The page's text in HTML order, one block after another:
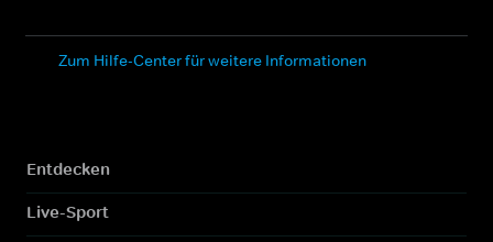
Zum Hilfe-Center für weitere Informationen
Entdecken
Live-Sport